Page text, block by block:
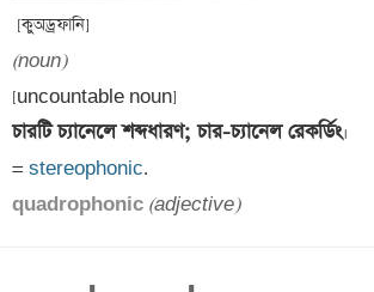
(noun)
চারটি চ্যানেলে শব্দধারণ; চার-চ্যানেল রেকর্ডিং।
= stereophonic
quadrophonic (adjective)